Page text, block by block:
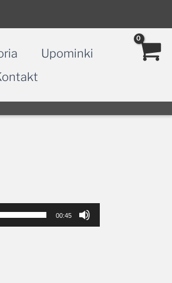
Upominki
00:45